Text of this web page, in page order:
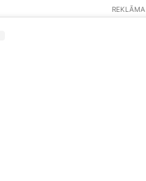
REKLĀMA